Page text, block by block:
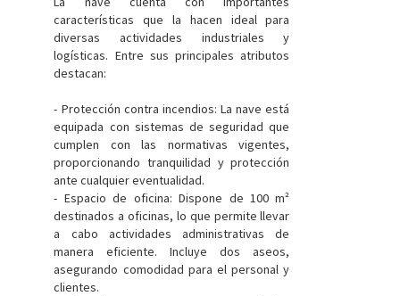
características que la hacen ideal para
diversas actividades industriales y
logísticas. Entre sus principales atributos
destacan:
- Protección contra incendios: La nave está
equipada con sistemas de seguridad que
cumplen con las normativas vigentes,
proporcionando tranquilidad y protección
ante cualquier eventualidad.
- Espacio de oficina: Dispone de 100 m²
destinados a oficinas, lo que permite llevar
a cabo actividades administrativas de
manera eficiente. Incluye dos aseos,
asegurando comodidad para el personal y
clientes.